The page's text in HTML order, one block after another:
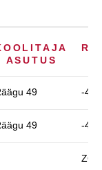
ASUTUS
49 -401
49 -401